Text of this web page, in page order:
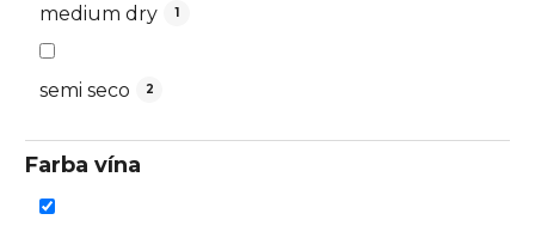
medium dry 1
semi seco 2
Farba vína